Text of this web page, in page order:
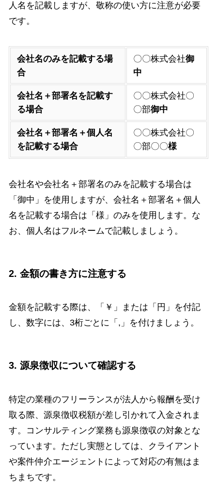
人名を記載しますが、敬称の使い方に注意が必要
です。
会社名のみを記載する場
合
〇〇株式会社御
中
会社名＋部署名を記載す
る場合
〇〇株式会社〇
〇部御中
会社名＋部署名＋個人名
を記載する場合
〇〇株式会社〇
〇部〇〇様
会社名や会社名＋部署名のみを記載する場合は
「御中」を使用しますが、会社名＋部署名＋個人
名を記載する場合は「様」のみを使用します。な
お、個人名はフルネームで記載しましょう。
2. 金額の書き方に注意する
金額を記載する際は、「￥」または「円」を付記
し、数字には、3桁ごとに「,」を付けましょう。
3. 源泉徴収について確認する
特定の業種のフリーランスが法人から報酬を受け
取る際、源泉徴収税額が差し引かれて入金されま
す。コンサルティング業務も源泉徴収の対象とな
っています。ただし実態としては、クライアント
や案件仲介エージェントによって対応の有無はま
ちまちです。